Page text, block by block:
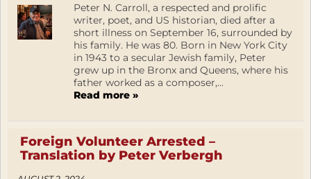
Peter N. Carroll, a respected and prolific
writer, poet, and US historian, died after a
short illness on September 16, surrounded by
his family. He was 80. Born in New York City
in 1943 to a secular Jewish family, Peter
grew up in the Bronx and Queens, where his
father worked as a composer,...
Read more »
Foreign Volunteer Arrested –
Translation by Peter Verbergh